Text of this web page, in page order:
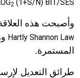
2 (1+S/N) BIT/SES
وأصبحت هذه
Hartly Shannon Law
المستمرة.
طرائق التعديل